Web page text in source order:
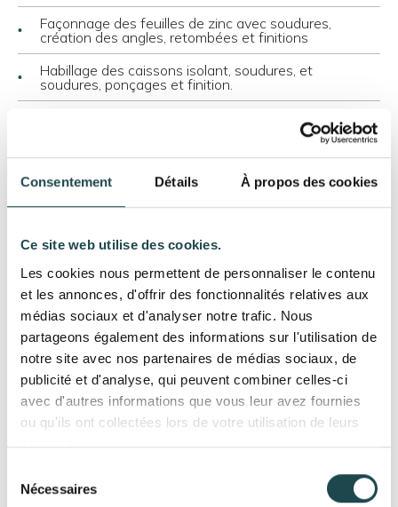
Consentement Détails À propos des cookies
Ce site web utilise des cookies.
Les cookies nous permettent de personnaliser le contenu
et les annonces, d'offrir des fonctionnalités relatives aux
médias sociaux et d'analyser notre trafic. Nous
partageons également des informations sur l'utilisation de
notre site avec nos partenaires de médias sociaux, de
publicité et d'analyse, qui peuvent combiner celles-ci
avec d'autres informations que vous leur avez fournies
ou qu'ils ont collectées lors de votre utilisation de leurs
services.
Nécessaires
Agrandir
Façonnage des feuilles de zinc avec soudures,
création des angles, retombées et finitions
Habillage des caissons isolant, soudures, et
soudures, ponçages et finition.
Cette réalisation met en avant le savoir-faire artisanal de
Cityzinc dans la fabrication de jardinière en zinc sur
Prestations réalisées